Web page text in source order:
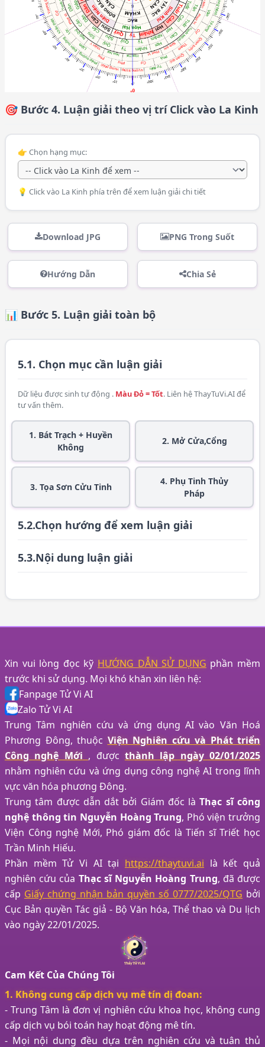
🎯 Bước 4. Luận giải theo vị trí Click vào La Kinh
👉 Chọn hạng mục:
💡 Click vào La Kinh phía trên để xem luận giải chi tiết
Download JPG PNG Trong Suốt
Hướng Dẫn Chia Sẻ
📊 Bước 5. Luận giải toàn bộ
5.1. Chọn mục cần luận giải
Dữ liệu được sinh tự động . Màu Đỏ = Tốt. Liên hệThayTuVi.AIđể
tư vấn thêm.
1. Bát Trạch + Huyền
Không
2. Mở Cửa,Cổng
3. Tọa Sơn Cửu Tinh
4. Phụ Tinh Thủy
Pháp
5.2.Chọn hướng để xem luận giải
5.3.Nội dung luận giải
Xin vui lòng đọc kỹ HƯỚNG DẪN SỬ DỤNG phần mềm
trước khi sử dụng. Mọi khó khăn xin liên hệ:
Fanpage Tử Vi AI
Zalo Tử Vi AI
Trung Tâm nghiên cứu và ứng dụng AI vào Văn Hoá
Phương Đông, thuộc Viện Nghiên cứu và Phát triển
Công nghệ Mới , được thành lập ngày 02/01/2025
nhằm nghiên cứu và ứng dụng công nghệ AI trong lĩnh
vực văn hóa phương Đông.
Trung tâm được dẫn dắt bởi Giám đốc làThạc sĩ công
nghệ thông tin Nguyễn Hoàng Trung, Phó viện trưởng
Viện Công nghệ Mới, Phó giám đốc là Tiến sĩ Triết học
Trần Minh Hiếu.
Phần mềm Tử Vi AI tại https://thaytuvi.ai là kết quả
nghiên cứu của Thạc sĩ Nguyễn Hoàng Trung, đã được
cấp Giấy chứng nhận bản quyền số 0777/2025/QTG bởi
Cục Bản quyền Tác giả - Bộ Văn hóa, Thể thao và Du lịch
vào ngày 22/01/2025.
Cam Kết Của Chúng Tôi
1. Không cung cấp dịch vụ mê tín dị đoan:
- Trung Tâm là đơn vị nghiên cứu khoa học, không cung
cấp dịch vụ bói toán hay hoạt động mê tín.
- Mọi nội dung đều dựa trên nghiên cứu và tuân thủ